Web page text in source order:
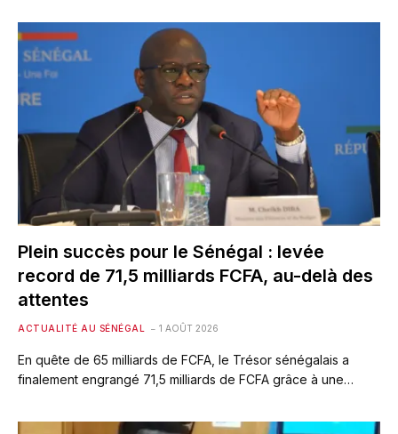
Plein succès pour le Sénégal : levée
record de 71,5 milliards FCFA, au-delà des
attentes
ACTUALITÉ AU SÉNÉGAL 1 AOÛT 2026
En quête de 65 milliards de FCFA, le Trésor sénégalais a
finalement engrangé 71,5 milliards de FCFA grâce à une…